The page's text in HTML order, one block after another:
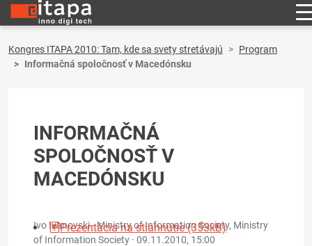
Kongres ITAPA 2010: Tam, kde sa svety stretávajú
Program
Informačná spoločnosť v Macedónsku
INFORMAČNÁ
SPOLOČNOSŤ V
MACEDÓNSKU
Ivo Ivanovski - Ministry of Information Society, Ministry
of Information Society · 09.11.2010, 15:00
Prezentácia na stiahnutie (353kB)